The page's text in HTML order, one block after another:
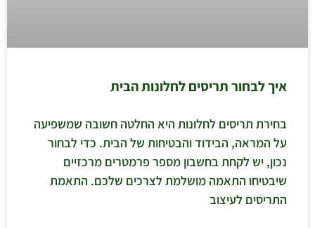
איך לבחור תריסים לחלונות הבית
בחירת תריסים לחלונות היא החלטה חשובה שמשפיעה
על המראה, הבידוד והבטיחות של הבית. כדי לבחור
נכון, יש לקחת בחשבון מספר פרמטרים מרכזיים
שיבטיחו התאמה מושלמת לצרכים שלכם. התאמת
התריסים לעיצוב